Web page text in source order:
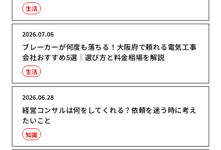
生活
ブレーカーが何度も落ちる！大阪府で頼れる電気工事
会社おすすめ5選｜選び方と料金相場を解説
2026.07.06
生活
経営コンサルは何をしてくれる？依頼を迷う時に考え
たいこと
2026.06.28
知識